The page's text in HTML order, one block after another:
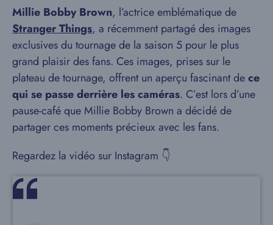
Millie Bobby Brown, l’actrice emblématique de
Stranger Things, a récemment partagé des images
exclusives du tournage de la saison 5 pour le plus
grand plaisir des fans. Ces images, prises sur le
plateau de tournage, offrent un aperçu fascinant dece
qui se passe derrière les caméras. C’est lors d’une
pause-café que Millie Bobby Brown a décidé de
partager ces moments précieux avec les fans.
Regardez la vidéo sur Instagram 👇